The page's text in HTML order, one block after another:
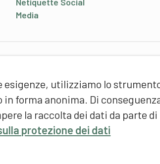
utilizziamo lo
forma anonima. Di
la raccolta dei dati da parte
protezione dei dati
Media
Scuola
dello Sport
(DE/FR)